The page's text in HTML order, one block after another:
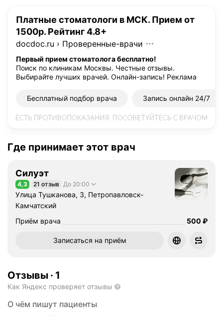
Платные стоматологи в МСК. Прием от
1500р. Рейтинг 4.8+
docdoc.ru › Проверенные-врачи
Первый прием стоматолога бесплатно!
Поиск по клиникам Москвы. Честные отзывы.
Выбирайте лучших врачей. Онлайн-запись! Реклама
Бесплатный подбор врача Запись онлайн 24/7
Где принимает этот врач
Силуэт
Рейтинг 4,3 из 5
4,3 21 отзыв До 20:00
Улица Тушканова, 3, Петропавловск-
Камчатский
Приём врача
Цена
500 ₽
Записаться на приём
Отзывы · 1
Как Яндекс проверяет отзывы
О чём пишут пациенты